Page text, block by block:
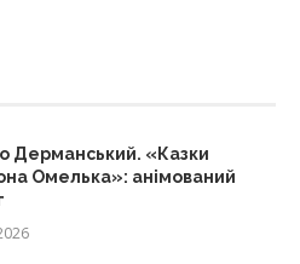
Дерманський. «Казки
Омелька»: анімований